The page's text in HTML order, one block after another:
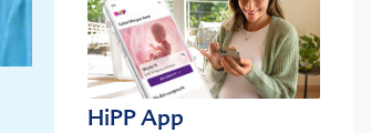
HiPP App